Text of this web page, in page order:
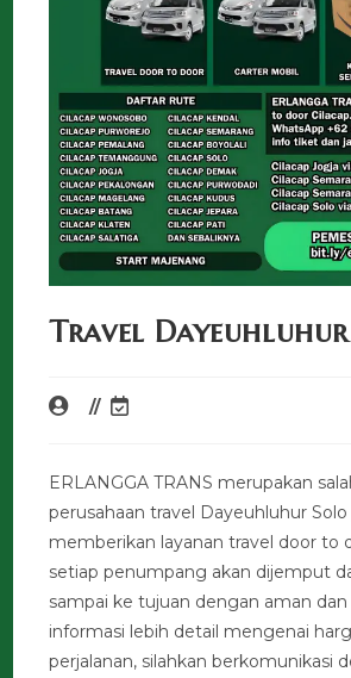
Travel
ERLANGGA TRANS merupakan
perusahaan travel Dayeuhluhur
memberikan layanan travel door to
setiap penumpang akan dijemput
sampai ke tujuan dengan aman
informasi lebih detail mengenai
perjalanan, silahkan berkomunikasi